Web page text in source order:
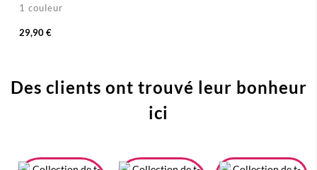
1 couleur
29,90 €
Des clients ont trouvé leur bonheur
ici